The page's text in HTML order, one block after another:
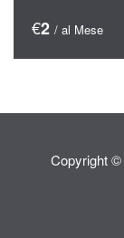
€2 / al Mese
Copyright ©